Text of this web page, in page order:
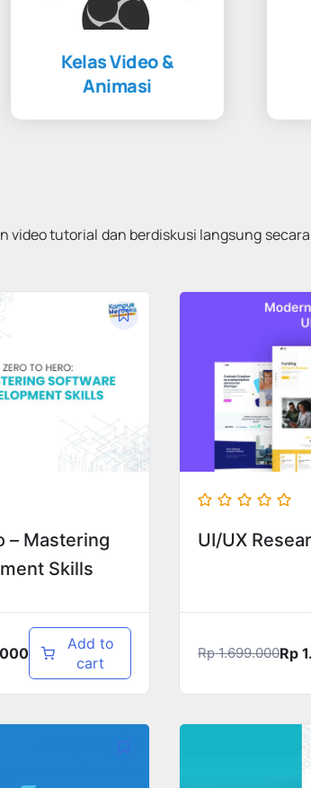
Kelas Video &
Animasi
video tutorial dan berdiskusi langsung
– Mastering
Skills
Add to
cart
UI/UX
Rp1.699.000Rp